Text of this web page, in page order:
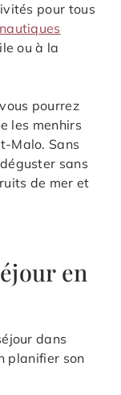
pour tous
ou à la
pourrez
les menhirs
Malo. Sans
sans
de mer et
en
dans
planifier son